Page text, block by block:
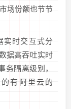
场份额也节节
实时交互式分
据高吞吐实时
务隔离级别，
有阿里云的